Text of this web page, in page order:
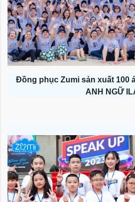
Đồng phục Zumi sản xuất 100
ANH NGỮ